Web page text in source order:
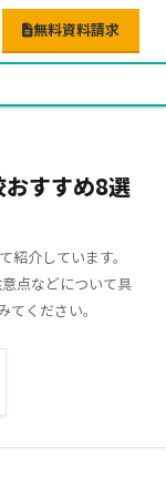
無料資料請求
すすめ8選
介しています。
点などについて具
ください。